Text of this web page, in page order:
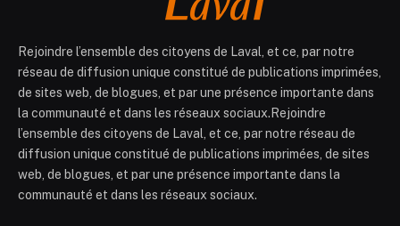
Rejoindre l’ensemble des citoyens de Laval, et ce, par notre
réseau de diffusion unique constitué de publications imprimées,
de sites web, de blogues, et par une présence importante dans
la communauté et dans les réseaux sociaux.Rejoindre
l’ensemble des citoyens de Laval, et ce, par notre réseau de
diffusion unique constitué de publications imprimées, de sites
web, de blogues, et par une présence importante dans la
communauté et dans les réseaux sociaux.